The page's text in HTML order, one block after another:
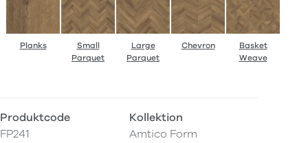
Planks
Small
Parquet
Large
Parquet
Chevron
Basket
Weave
Produktcode
FP241
Kollektion
Amtico Form